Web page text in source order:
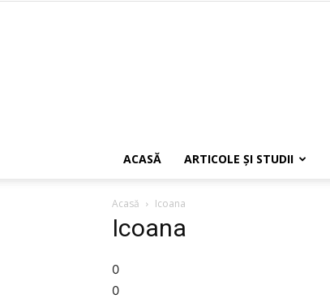
ACASĂ ARTICOLE ŞI STUDII
Acasă Icoana
Icoana
0
0